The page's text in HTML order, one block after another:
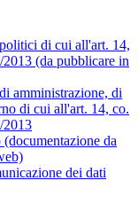
di cui all'art. 14,
(da pubblicare in
amministrazione, di
di cui all'art. 14, co.
2013
da
dei dati